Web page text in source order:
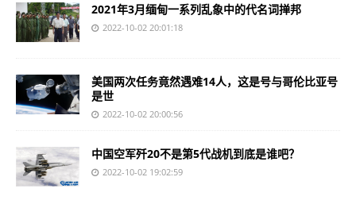
2021年3月缅甸一系列乱象中的代名词掸邦
2022-10-02 20:01:18
美国两次任务竟然遇难14人，这是号与哥伦比亚号
是世
2022-10-02 20:00:56
中国空军歼20不是第5代战机到底是谁吧？
2022-10-02 19:02:59